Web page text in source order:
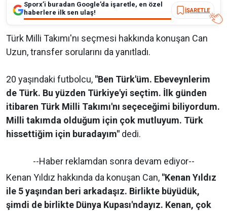
Sporx’i buradan Google’da işaretle, en özel
haberlere ilk sen ulaş!
İŞARETLE
Türk Milli Takımı'nı seçmesi hakkında konuşan Can
Uzun, transfer sorularını da yanıtladı.
20 yaşındaki futbolcu, "Ben Türk'üm. Ebeveynlerim
de Türk. Bu yüzden Türkiye'yi seçtim. İlk günden
itibaren Türk Milli Takımı'nı seçeceğimi biliyordum.
Milli takımda olduğum için çok mutluyum. Türk
hissettiğim için buradayım" dedi.
--Haber reklamdan sonra devam ediyor--
Kenan Yıldız hakkında da konuşan Can, "Kenan Yıldız
ile 5 yaşından beri arkadaşız. Birlikte büyüdük,
şimdi de birlikte Dünya Kupası'ndayız. Kenan, çok